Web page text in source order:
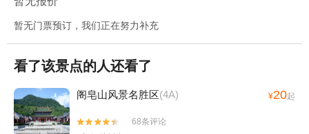
暂无门票预订，我们正在努力补充
看了该景点的人还看了
阁皂山风景名胜区(4A) ¥20起


68条评论